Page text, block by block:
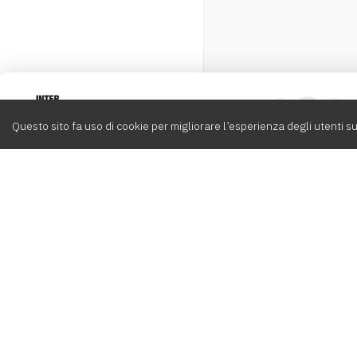
Questo sito fa uso di cookie per migliorare l’esperienza degli utenti